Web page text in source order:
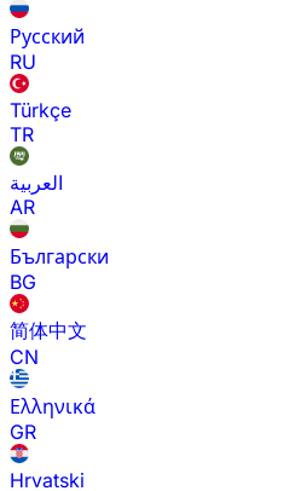
Русский
RU
Türkçe
TR
العربية
AR
Български
BG
简体中文
CN
Ελληνικά
GR
Hrvatski